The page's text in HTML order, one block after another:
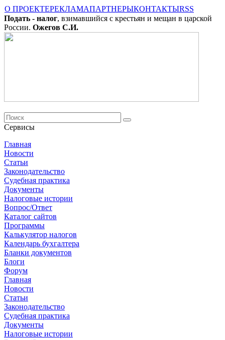
О ПРОЕКТЕРЕКЛАМАПАРТНЕРЫКОНТАКТЫRSS
Подать - налог, взимавшийся с крестьян и мещан в царской
России. Ожегов С.И.
Сервисы
Главная
Новости
Cтатьи
Законодательство
Судебная практика
Документы
Налоговые истории
Вопрос/Ответ
Каталог сайтов
Программы
Калькулятор налогов
Календарь бухгалтера
Бланки документов
Блоги
Форум
Главная
Новости
Cтатьи
Законодательство
Судебная практика
Документы
Налоговые истории